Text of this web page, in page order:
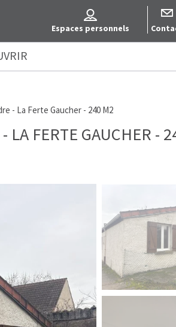
Espaces personnels
- La Ferte Gaucher - 240 M2
- LA FERTE GAUCHER -